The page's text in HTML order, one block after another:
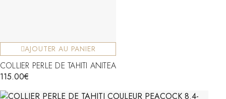
AJOUTER AU PANIER
COLLIER PERLE DE TAHITI ANITEA
115.00€